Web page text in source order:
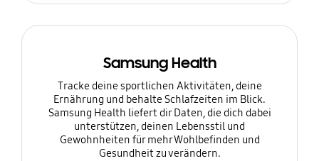
Samsung Health
Tracke deine sportlichen Aktivitäten, deine
Ernährung und behalte Schlafzeiten im Blick.
Samsung Health liefert dir Daten, die dich dabei
unterstützen, deinen Lebensstil und
Gewohnheiten für mehr Wohlbefinden und
Gesundheit zu verändern.